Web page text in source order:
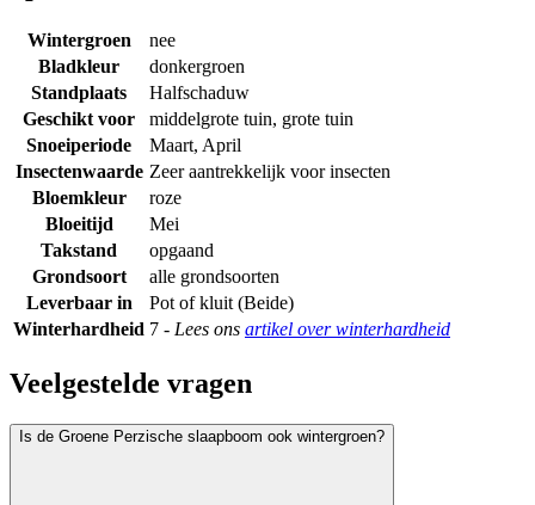
Wintergroen
nee
Bladkleur
donkergroen
Standplaats
Halfschaduw
Geschikt voor
middelgrote tuin, grote tuin
Snoeiperiode
Maart, April
Insectenwaarde Zeer aantrekkelijk voor insecten
Bloemkleur
roze
Bloeitijd
Mei
Takstand
opgaand
Grondsoort
alle grondsoorten
Leverbaar in
Pot of kluit (Beide)
Winterhardheid 7 - Lees ons artikel over winterhardheid
Veelgestelde vragen
Is de Groene Perzische slaapboom ook wintergroen?